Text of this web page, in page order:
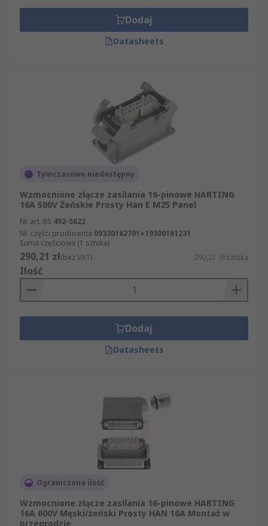
Dodaj
Datasheets
Tymczasowo niedostępny
Wzmocnione złącze zasilania 16-pinowe HARTING
16A 500V Żeńskie Prosty Han E M25 Panel
Nr art. RS 492-5622
Nr części producenta 09330162701+19300161231
Suma częściowa (1 sztuka)
290,21 zł(bez VAT) 290,21 zł/sztuka
Ilość
Dodaj
Datasheets
Ograniczona ilość
Wzmocnione złącze zasilania 16-pinowe HARTING
16A 600V Męski/żeński Prosty HAN 16A Montaż w
przegrodzie